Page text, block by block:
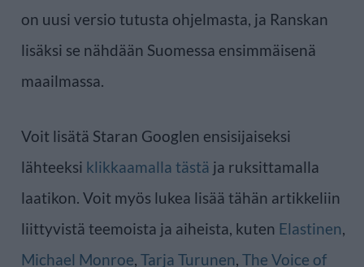
on uusi versio tutusta ohjelmasta, ja Ranskan
lisäksi se nähdään Suomessa ensimmäisenä
maailmassa.
Voit lisätä Staran Googlen ensisijaiseksi
lähteeksi klikkaamalla tästä ja ruksittamalla
laatikon. Voit myös lukea lisää tähän artikkeliin
liittyvistä teemoista ja aiheista, kuten Elastinen,
Michael Monroe, Tarja Turunen, The Voice of